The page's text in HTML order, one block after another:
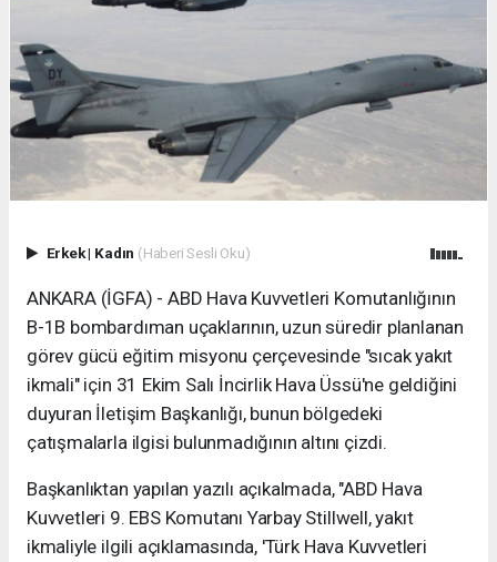
Erkek| Kadın (Haberi Sesli Oku)
ANKARA (İGFA) - ABD Hava Kuvvetleri Komutanlığının
B-1B bombardıman uçaklarının, uzun süredir planlanan
görev gücü eğitim misyonu çerçevesinde "sıcak yakıt
ikmali" için 31 Ekim Salı İncirlik Hava Üssü'ne geldiğini
duyuran İletişim Başkanlığı, bunun bölgedeki
çatışmalarla ilgisi bulunmadığının altını çizdi.
Başkanlıktan yapılan yazılı açıkalmada, "ABD Hava
Kuvvetleri 9. EBS Komutanı Yarbay Stillwell, yakıt
ikmaliyle ilgili açıklamasında, 'Türk Hava Kuvvetleri